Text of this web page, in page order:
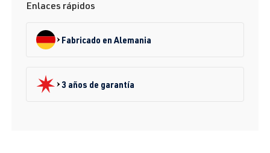
Enlaces rápidos
Fabricado en Alemania
3 años de garantía